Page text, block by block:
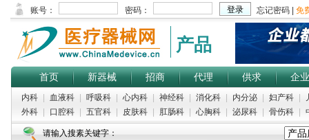
产品
首页 新器械 招商 代理 供求 企业
内科 血液科 呼吸科 心内科 神经科 消化科 内分泌 妇产科
外科
口腔科 五官科 皮肤科 肛肠科 心胸科 泌尿科 骨伤科
请输入搜素关键字：